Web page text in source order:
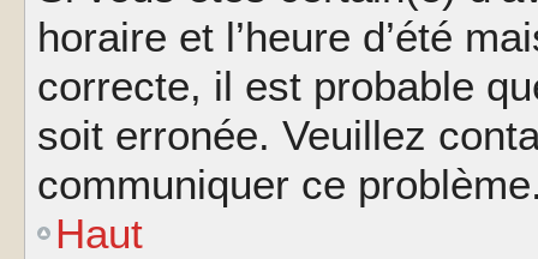
horaire et l’heure d’été
correcte, il est probable
soit erronée. Veuillez
communiquer ce
Haut